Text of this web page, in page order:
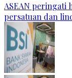
ASEAN peringati
persatuan dan